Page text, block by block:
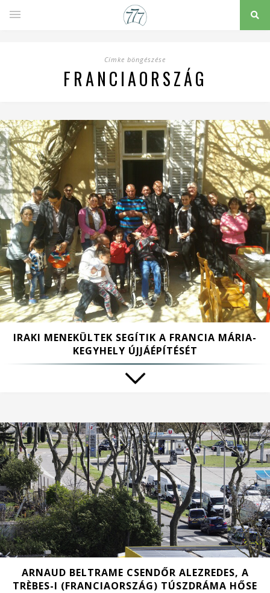
Címke böngészése
FRANCIAORSZÁG
IRAKI MENEKÜLTEK SEGÍTIK A FRANCIA MÁRIA-
KEGYHELY ÚJJÁÉPÍTÉSÉT
ARNAUD BELTRAME CSENDŐR ALEZREDES, A
TRÈBES-I (FRANCIAORSZÁG) TÚSZDRÁMA HŐSE